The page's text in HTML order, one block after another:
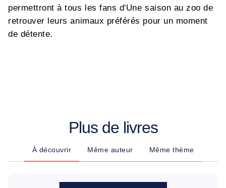
permettront à tous les fans d'Une saison au zoo de
retrouver leurs animaux préférés pour un moment
de détente.
Plus de livres
À découvrir Même auteur Même thème